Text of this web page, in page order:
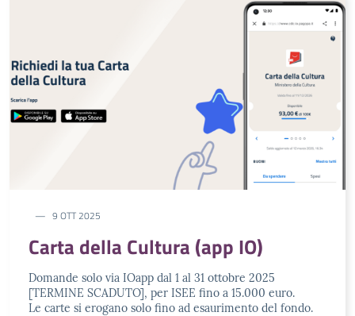
9 OTT 2025
Carta della Cultura (app IO)
Domande solo via IOapp dal 1 al 31 ottobre 2025
[TERMINE SCADUTO], per ISEE fino a 15.000 euro.
Le carte si erogano solo fino ad esaurimento del fondo.